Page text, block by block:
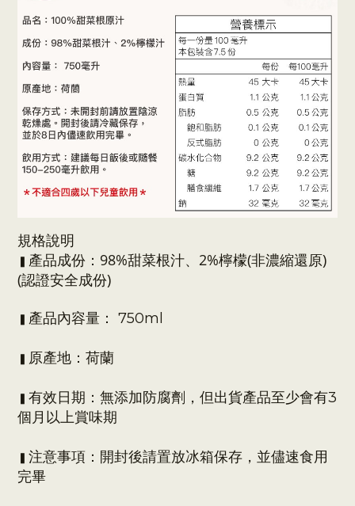
規格說明
▍ 產品成份： 98%甜菜根汁、2%檸檬(非濃縮還原)
(認證安全成份)
▍ 產品內容量： 750ml
▍ 原產地：荷蘭
▍ 有效日期： 無添加防腐劑，但出貨產品至少會有3
個月以上賞味期
▍ 注意事項：開封後請置放冰箱保存，並儘速食用
完畢